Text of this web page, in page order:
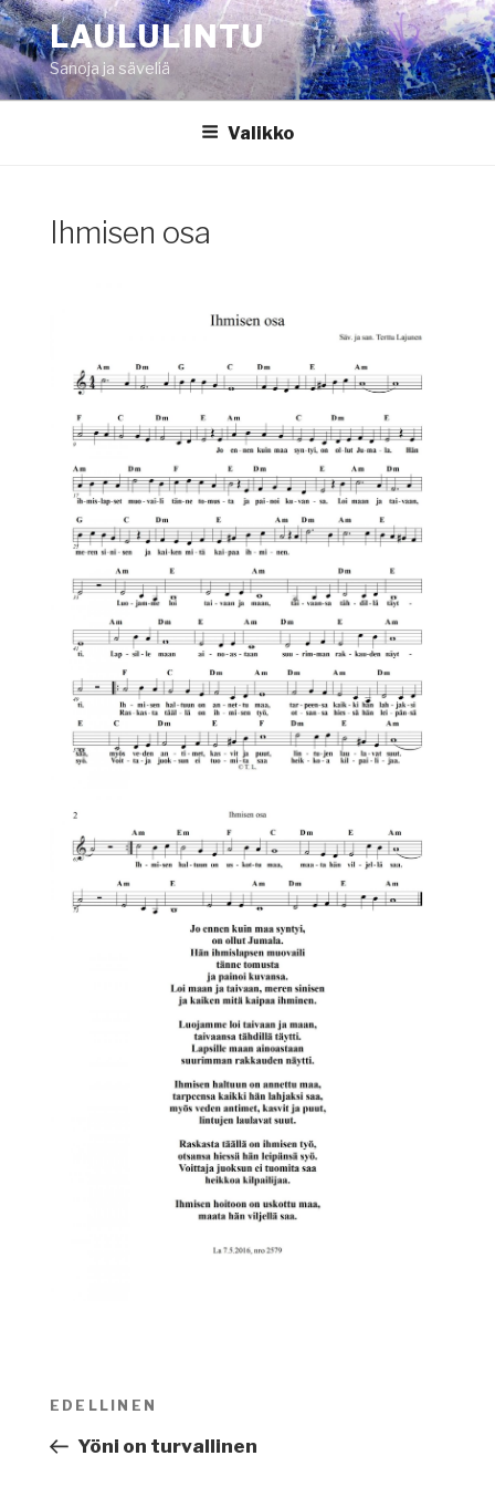
Siirry
sisältöönLAULULINTU
Sanoja ja säveliä
Valikko
Ihmisen osa
Artikkelien
Edellinen
artikkeli
EDELLINEN
Yöni on turvallinen